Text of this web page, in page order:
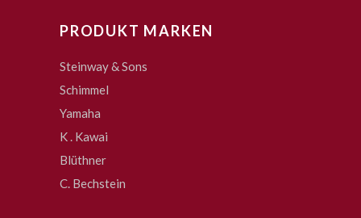
PRODUKT MARKEN
Steinway & Sons
Schimmel
Yamaha
K . Kawai
Blüthner
C. Bechstein